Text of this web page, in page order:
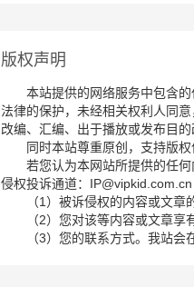
版权声明
本站提供的网络服务中包含
法律的保护，未经相关权利人同
改编、汇编、出于播放或发布目
同时本站尊重原创，支持版
若您认为本网站所提供的任
侵权投诉通道：
（1）被诉侵权的内容或文章
（2）您对该等内容或文章享
（3）您的联系方式。我站会